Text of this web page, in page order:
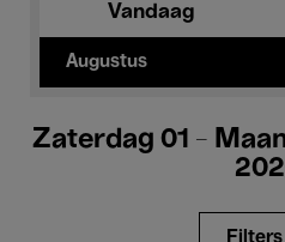
Vandaag
Augustus
Zaterdag 01 -
Filters